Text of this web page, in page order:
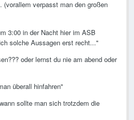
verpasst man den großen
3:00 in der Nacht hier im ASB
solche Aussagen erst recht..."
oder lernst du nie am abend oder
überall hinfahren"
sollte man sich trotzdem die